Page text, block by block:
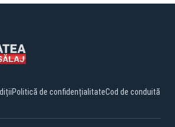
Politică de confidențialitateCod de conduită